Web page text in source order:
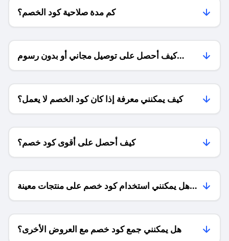
كم مدة صلاحية كود الخصم؟
كيف أحصل على توصيل مجاني أو بدون رسوم
الشحن ؟
كيف يمكنني معرفة إذا كان كود الخصم لا يعمل؟
كيف أحصل على أقوى كود خصم؟
هل يمكنني استخدام كود خصم على منتجات معينة
فقط؟
هل يمكنني جمع كود خصم مع العروض الأخرى؟